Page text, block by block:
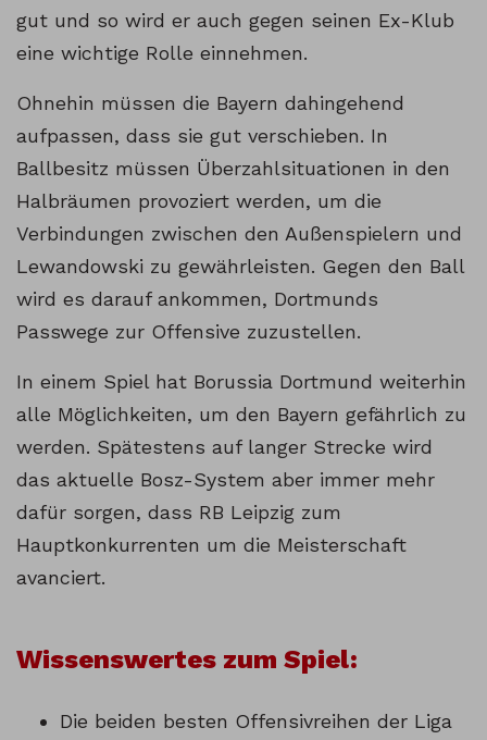
gut und so wird er auch gegen seinen Ex-Klub
eine wichtige Rolle einnehmen.
Ohnehin müssen die Bayern dahingehend
aufpassen, dass sie gut verschieben. In
Ballbesitz müssen Überzahlsituationen in den
Halbräumen provoziert werden, um die
Verbindungen zwischen den Außenspielern und
Lewandowski zu gewährleisten. Gegen den Ball
wird es darauf ankommen, Dortmunds
Passwege zur Offensive zuzustellen.
In einem Spiel hat Borussia Dortmund weiterhin
alle Möglichkeiten, um den Bayern gefährlich zu
werden. Spätestens auf langer Strecke wird
das aktuelle Bosz-System aber immer mehr
dafür sorgen, dass RB Leipzig zum
Hauptkonkurrenten um die Meisterschaft
avanciert.
Wissenswertes zum Spiel:
Die beiden besten Offensivreihen der Liga